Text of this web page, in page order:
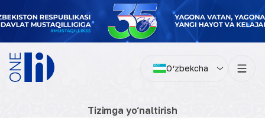
O‘zbekcha
Tizimga yo‘naltirish